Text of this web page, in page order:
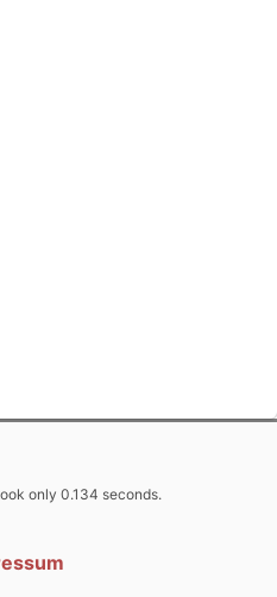
only 0.134 seconds.